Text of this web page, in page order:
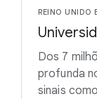
REINO UNIDO
Dos 7
profunda
sinais